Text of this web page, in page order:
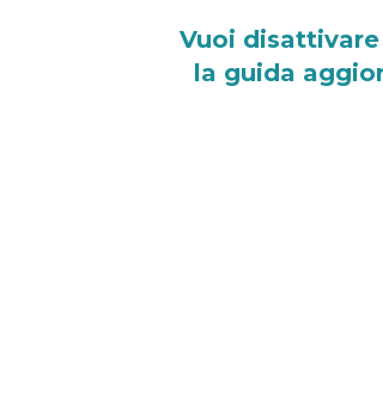
Vuoi
la guida